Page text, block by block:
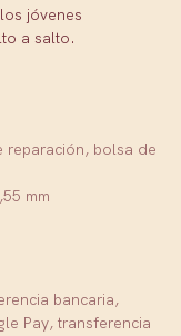
jóvenes
a salto.
reparación, bolsa de
mm
bancaria,
Pay, transferencia